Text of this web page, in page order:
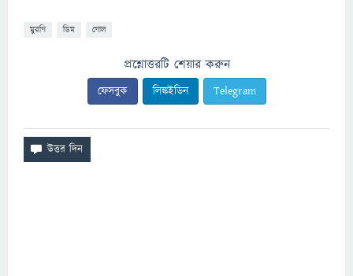
মুরগি ডিম গোল
প্রশ্নোত্তরটি শেয়ার করুন
ফেসবুক লিঙ্কইডিন Telegram